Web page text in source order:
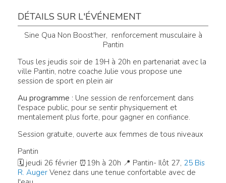
DÉTAILS SUR L'ÉVÉNEMENT
Sine Qua Non Boost'her, renforcement musculaire à
Pantin
Tous les jeudis soir de 19H à 20h en partenariat avec la
ville Pantin, notre coache Julie vous propose une
session de sport en plein air
Au programme : Une session de renforcement dans
l'espace public, pour se sentir physiquement et
mentalement plus forte, pour gagner en confiance.
Session gratuite, ouverte aux femmes de tous niveaux
Pantin
🗓 jeudi 26 février ⏰19h à 20h 📍 Pantin- Ilôt 27, 25 Bis
R. Auger Venez dans une tenue confortable avec de